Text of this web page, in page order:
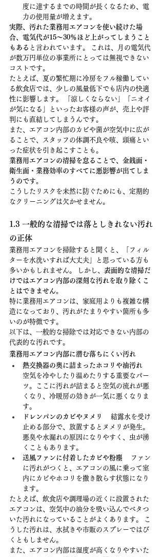
度に達するまでの時間が長くなるため、電
力の使用量が増えます。
実際、汚れた業務用エアコンを使い続けた場
合、電気代が15〜30％ほど上がってしまうこと
もある と言われています。 これは、月の電気代
が数万円単位の事業所にとっては無視できない
コストです。
たとえば、夏の繁忙期に冷房をフル稼働してい
る飲食店では、少しの風量低下でも店内の快適
性に影響します。 「涼しくならない」「ニオイ
が気になる」といったお客様の声が、売上や評
判にも直結してしまうんです。
また、エアコン内部のカビや菌が空気中に広が
ることで、スタッフの体調不良や咳、頭痛とい
った症状を引き起こすことも。
業務用エアコンの清掃を怠ることで、金銭面・
衛生面・業務効率のすべてに悪影響が出てしま
うのです。
こうしたリスクを未然に防ぐためにも、定期的
なクリーニングは欠かせません。
1.3 一般的な清掃では落としきれない汚れ
の正体
業務用エアコンを掃除すると聞くと、「フィル
ターを水洗いすれば大丈夫」と思っている方も
多いかもしれません。 しかし、 表面的な清掃だ
けではエアコン内部の深刻な汚れを取り除くこ
とはできません。
特に業務用エアコンは、家庭用よりも複雑な構
造になっており、汚れがたまりやすい箇所も多
いのが特徴です。
以下は、一般的な掃除では対応できない内部の
代表的な汚れです。
業務用エアコン内部に潜む落ちにくい汚れ
熱交換器の奥に詰まったホコリや油汚れ
空気を冷やしたり温めたりする重要なパー
ツ。ここに汚れが詰まると空気の流れが悪
くなり、冷暖房の効きが一気に悪くなりま
す。
ドレンパンのカビやヌメリ
結露水を受け
止める部分で、放置するとヌメリが発生。
悪臭や水漏れの原因になりやすく、虫が湧
くこともあります。
送風ファンに付着したカビや粉塵 ファン
に汚れがつくと、エアコンの風に乗って室
内にカビやホコリを撒き散らす状態になり
ます。
たとえば、飲食店や調理場の近くに設置された
エアコンは、空気中の油分を吸い込んでベタつ
いた汚れになっていることがよくあります。 こ
うした汚れは、水拭きや市販のスプレーではび
くともしません。
また、エアコン内部は湿度が高くなりやすいた